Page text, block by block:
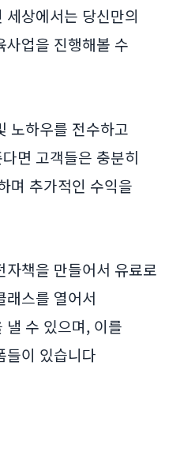
상에서는 당신만의
사업을 진행해볼 수
노하우를 전수하고
면 고객들은 충분히
며 추가적인 수익을
책을 만들어서 유료로
래스를 열어서
낼 수 있으며, 이를
들이 있습니다